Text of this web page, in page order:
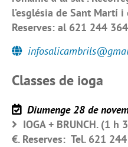
l’església de Sant Martí
Reserves: al 621 244 364
Classes de ioga
Diumenge 28 de
IOGA + BRUNCH. (1
€. Reserves: Tel. 621